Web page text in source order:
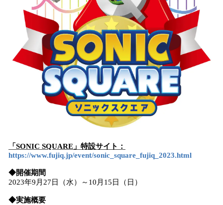
「SONIC SQUARE」特設サイト：
https://www.fujiq.jp/event/sonic_square_fujiq_2023.html
◆開催期間
2023年9月27日（水）～10月15日（日）
◆実施概要